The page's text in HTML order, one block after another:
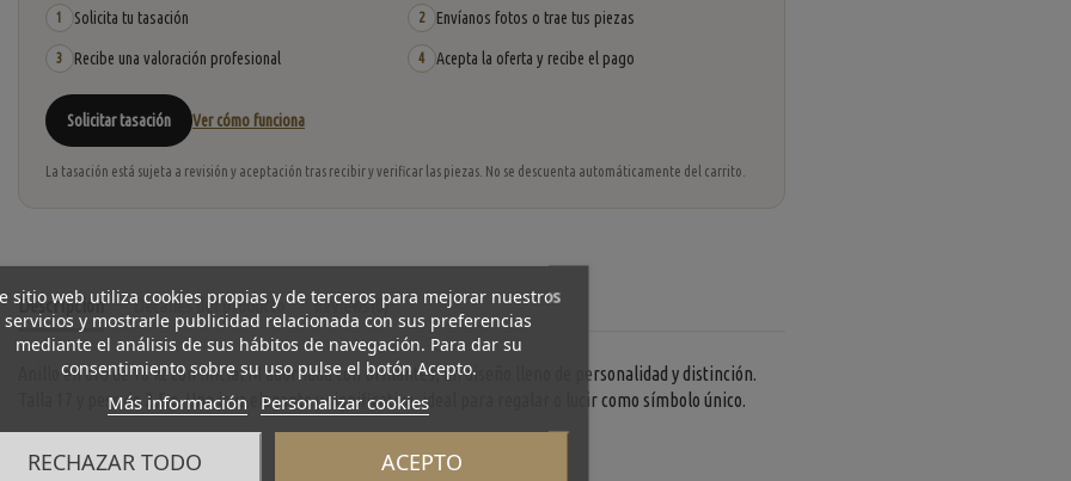
1 Solicita tu tasación 2 Envíanos fotos o trae tus piezas
3 Recibe una valoración profesional 4 Acepta la oferta y recibe el pago
Solicitar tasación Ver cómo funciona
La tasación está sujeta a revisión y aceptación tras recibir y verificar las piezas. No se descuenta automáticamente del carrito.
Descripción Detalles del producto Reviews(0)
Anillo en oro de 18 kt con inicial M adornada con brillantes, un diseño lleno de personalidad y distinción.
Talla 17 y peso de 2,5 g. Una joya elegante y significativa, ideal para regalar o lucir como símbolo único.
sitio web utiliza cookies propias y de terceros para mejorar nuestros
servicios y mostrarle publicidad relacionada con sus preferencias
mediante el análisis de sus hábitos de navegación. Para dar su
consentimiento sobre su uso pulse el botón Acepto.
Más información Personalizar cookies
RECHAZAR TODO ACEPTO